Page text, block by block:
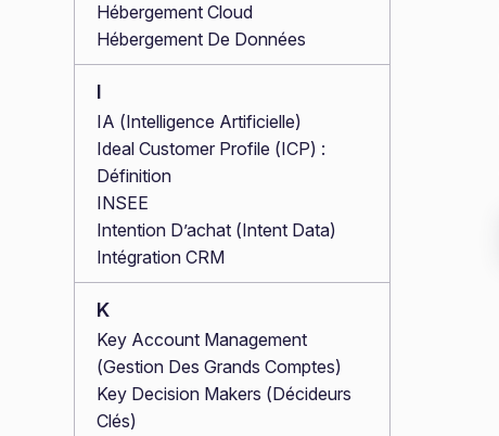
Hébergement Cloud
Hébergement De Données
I
IA (Intelligence Artificielle)
Ideal Customer Profile (ICP) :
Définition
INSEE
Intention D’achat (Intent Data)
Intégration CRM
K
Key Account Management
(Gestion Des Grands Comptes)
Key Decision Makers (Décideurs
Clés)